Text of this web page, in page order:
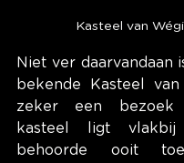
Kasteel van
Niet ver daarvandaan
bekende Kasteel
zeker een bezoek
kasteel ligt
behoorde ooit